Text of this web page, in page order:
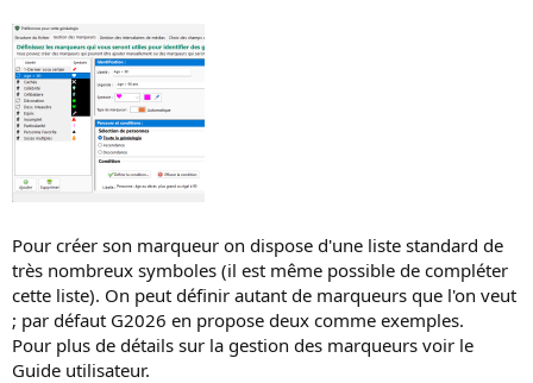
o
n
Pour créer son marqueur on dispose d'une liste standard de
très nombreux symboles (il est même possible de compléter
cette liste). On peut définir autant de marqueurs que l'on veut
; par défaut G2026 en propose deux comme exemples.
Pour plus de détails sur la gestion des marqueurs voir le
Guide utilisateur.